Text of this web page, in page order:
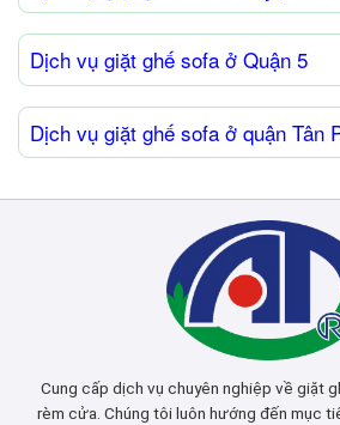
Dịch vụ giặt ghế sofa ở Quận 5
Dịch vụ giặt ghế sofa ở quận Tân
Cung cấp dịch vụ chuyên nghiệp về giặt
rèm cửa. Chúng tôi luôn hướng đến mục